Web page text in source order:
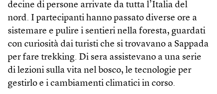
decine di persone arrivate da tutta l’Italia del
nord. I partecipanti hanno passato diverse ore a
sistemare e pulire i sentieri nella foresta, guardati
con curiosità dai turisti che si trovavano a Sappada
per fare trekking. Di sera assistevano a una serie
di lezioni sulla vita nel bosco, le tecnologie per
gestirlo e i cambiamenti climatici in corso.